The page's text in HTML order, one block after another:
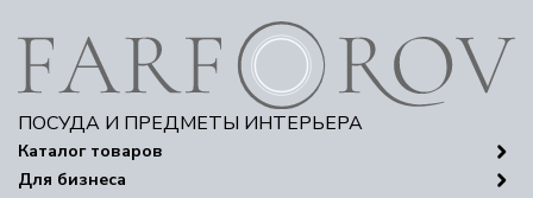
ПОСУДА И ПРЕДМЕТЫ ИНТЕРЬЕРА
Каталог товаров
Для бизнеса